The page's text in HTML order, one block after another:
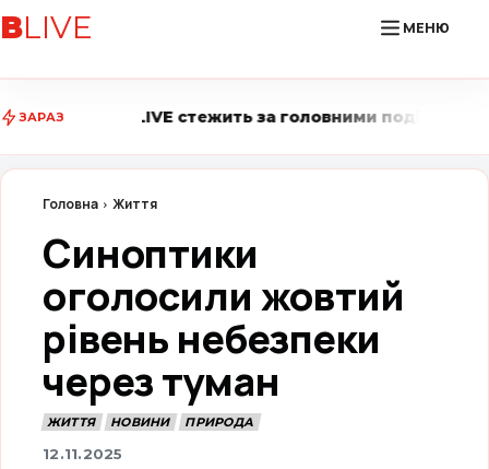
ВLIVE МЕНЮ
ЗАРАЗ за головними подіями міста • Повідомити
Головна Життя
Синоптики
оголосили жовтий
рівень небезпеки
через туман
ЖИТТЯ НОВИНИ ПРИРОДА
12.11.2025